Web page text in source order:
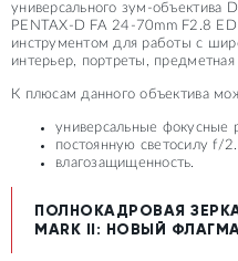
универсального зум-объектива
PENTAX-D FA 24-70mm F2.8 ED
инструментом для работы с
интерьер, портреты,
К плюсам данного объектива
универсальные фокусные
постоянную светосилу f/
влагозащищенность.
ПОЛНОКАДРОВАЯ
MARK II: НОВЫЙ